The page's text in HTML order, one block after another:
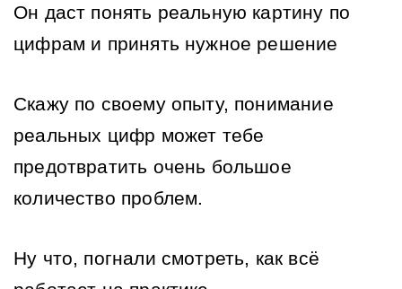
Он даст понять реальную картину по
цифрам и принять нужное решение
Скажу по своему опыту, понимание
реальных цифр может тебе
предотвратить очень большое
количество проблем.
Ну что, погнали смотреть, как всё